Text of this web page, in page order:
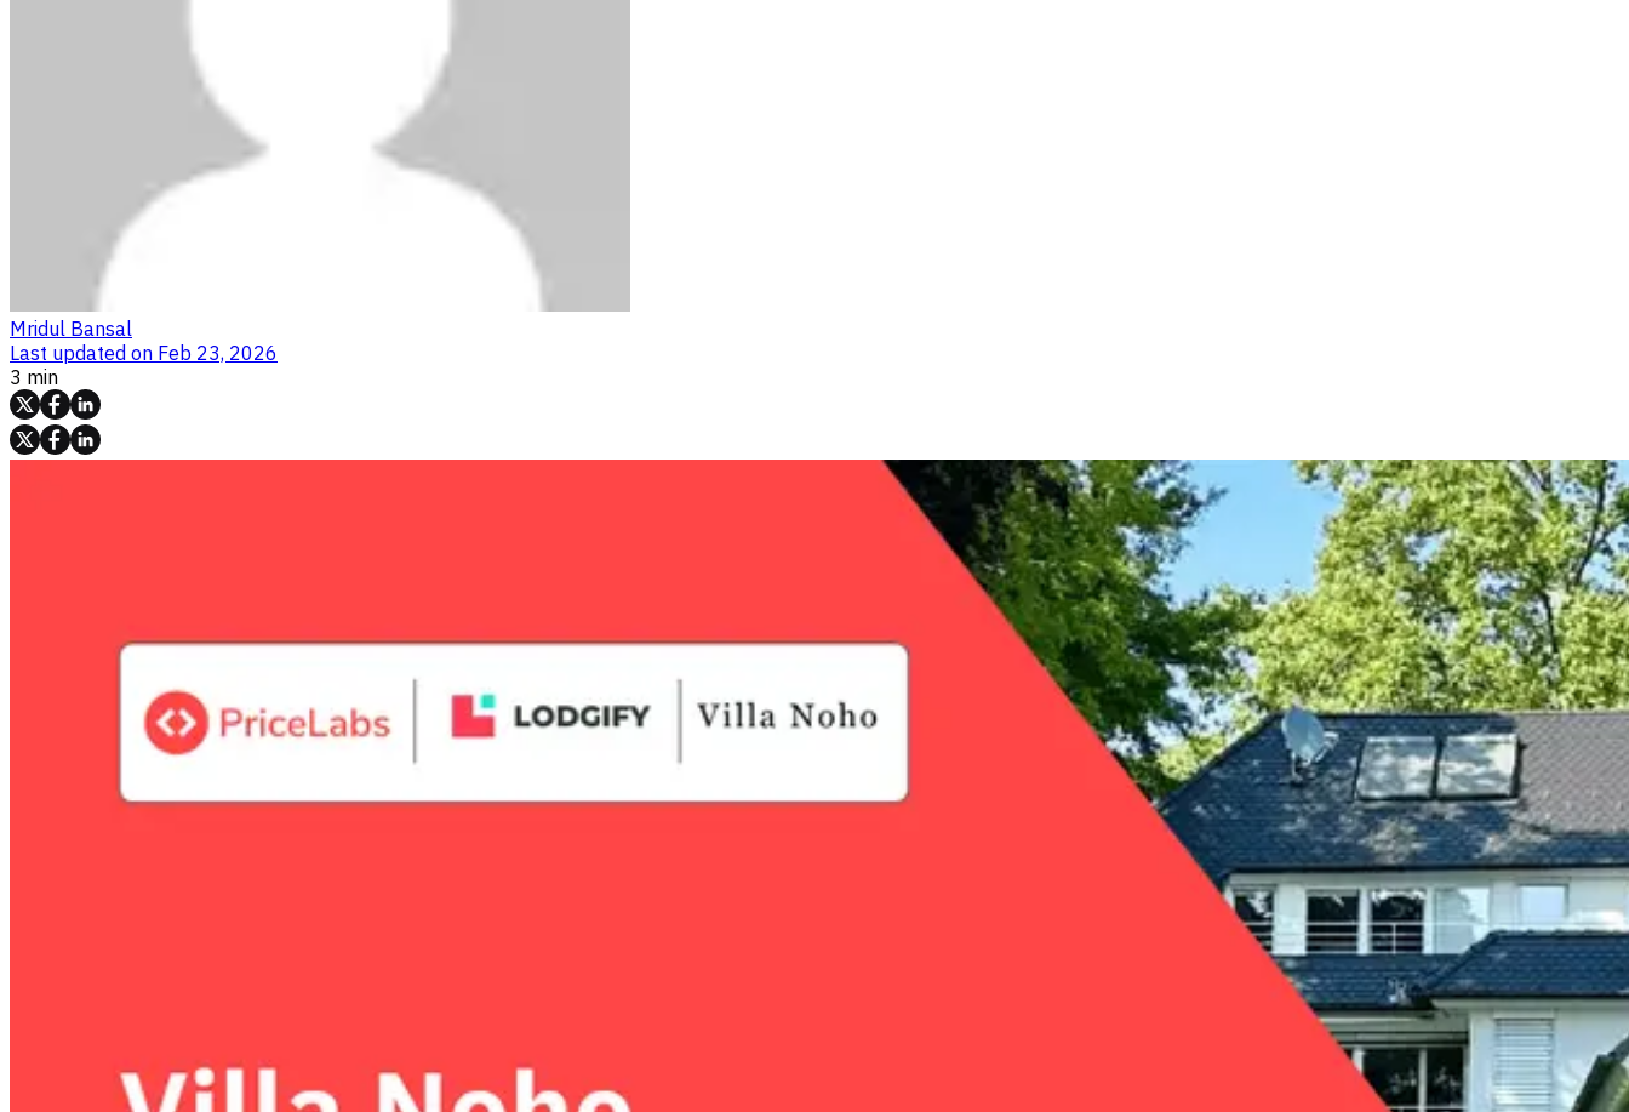
Mridul Bansal
Last updated on Feb 23, 2026
3 min